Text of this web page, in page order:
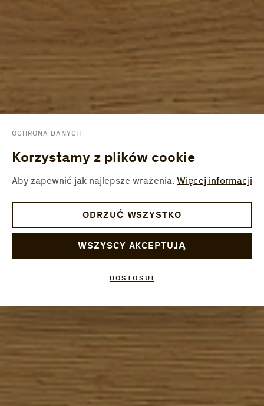
OCHRONA DANYCH
Korzystamy z plików cookie
Aby zapewnić jak najlepsze wrażenia. Więcej informacji
ODRZUĆ WSZYSTKO
WSZYSCY AKCEPTUJĄ
DOSTOSUJ